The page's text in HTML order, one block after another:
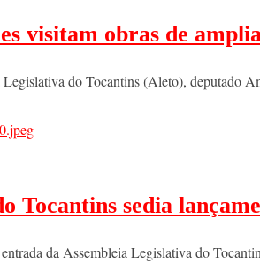
visitam obras de
do Tocantins (Aleto), deputado
Tocantins sedia
da Assembleia Legislativa do